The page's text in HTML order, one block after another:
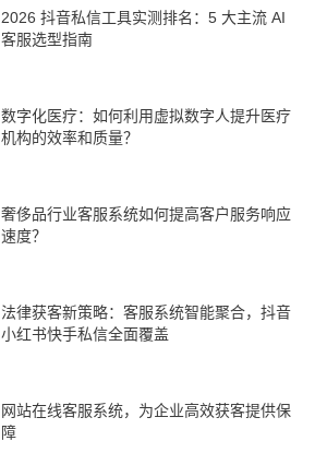
2026 抖音私信工具实测排名：5 大主流 AI
客服选型指南
数字化医疗：如何利用虚拟数字人提升医疗
机构的效率和质量？
奢侈品行业客服系统如何提高客户服务响应
速度？
法律获客新策略：客服系统智能聚合，抖音
小红书快手私信全面覆盖
网站在线客服系统，为企业高效获客提供保
障